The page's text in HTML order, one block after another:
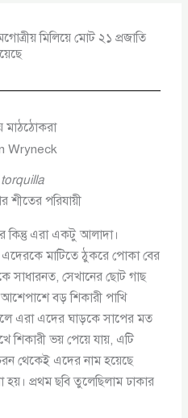
মিলিয়ে মোট ২১ প্রজাতি
মাঠঠোকরা
Wryneck
শীতের পরিযায়ী
কিন্তু এরা একটু আলাদা।
মাটিতে ঠুকরে পোকা বের
সাধারনত, সেখানের ছোট গাছ
বড় শিকারী পাখি
এরা এদের ঘাড়কে সাপের মত
শিকারী ভয় পেয়ে যায়, এটি
থেকেই এদের নাম হয়েছে
হয়। প্রথম ছবি তুলেছিলাম ঢাকার